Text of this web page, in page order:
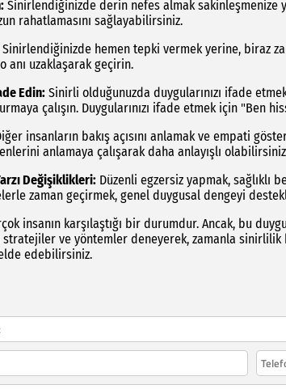
Sinirlendiğinizde derin nefes almak sakinleşmenize
rahatlamasını sağlayabilirsiniz.
Sinirlendiğinizde hemen tepki vermek yerine, biraz
anı uzaklaşarak geçirin.
Edin: Sinirli olduğunuzda duygularınızı ifade
çalışın. Duygularınızı ifade etmek için "Ben
insanların bakış açısını anlamak ve empati
anlamaya çalışarak daha anlayışlı
Değişiklikleri: Düzenli egzersiz yapmak, sağlıklı
zaman geçirmek, genel duygusal dengeyi
insanın karşılaştığı bir durumdur. Ancak, bu
stratejiler ve yöntemler deneyerek, zamanla
edebilirsiniz.